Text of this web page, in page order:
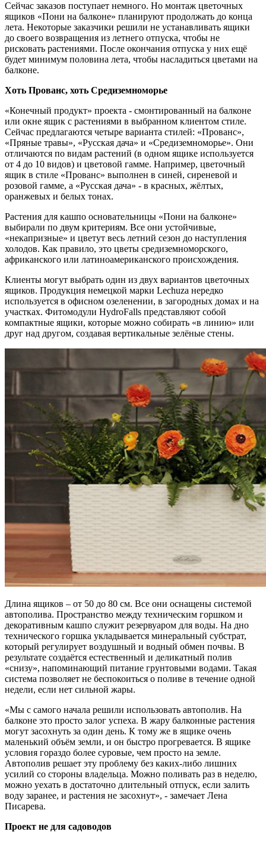
Сейчас заказов поступает немного. Но монтаж цветочных
ящиков «Пони на балконе» планируют продолжать до конца
лета. Некоторые заказчики решили не устанавливать ящики
до своего возвращения из летнего отпуска, чтобы не
рисковать растениями. После окончания отпуска у них ещё
будет минимум половина лета, чтобы насладиться цветами на
балконе.
Хоть Прованс, хоть Средиземноморье
«Конечный продукт» проекта - смонтированный на балконе
или окне ящик с растениями в выбранном клиентом стиле.
Сейчас предлагаются четыре варианта стилей: «Прованс»,
«Пряные травы», «Русская дача» и «Средиземноморье». Они
отличаются по видам растений (в одном ящике используется
от 4 до 10 видов) и цветовой гамме. Например, цветочный
ящик в стиле «Прованс» выполнен в синей, сиреневой и
розовой гамме, а «Русская дача» - в красных, жёлтых,
оранжевых и белых тонах.
Растения для кашпо основательницы «Пони на балконе»
выбирали по двум критериям. Все они устойчивые,
«некапризные» и цветут весь летний сезон до наступления
холодов. Как правило, это цветы средиземноморского,
африканского или латиноамериканского происхождения.
Клиенты могут выбрать один из двух вариантов цветочных
ящиков. Продукция немецкой марки Lechuza нередко
используется в офисном озеленении, в загородных домах и на
участках. Фитомодули HydroFalls представляют собой
компактные ящики, которые можно собирать «в линию» или
друг над другом, создавая вертикальные зелёные стены.
Длина ящиков – от 50 до 80 см. Все они оснащены системой
автополива. Пространство между техническим горшком и
декоративным кашпо служит резервуаром для воды. На дно
технического горшка укладывается минеральный субстрат,
который регулирует воздушный и водный обмен почвы. В
результате создаётся естественный и деликатный полив
«снизу», напоминающий питание грунтовыми водами. Такая
система позволяет не беспокоиться о поливе в течение одной
недели, если нет сильной жары.
«Мы с самого начала решили использовать автополив. На
балконе это просто залог успеха. В жару балконные растения
могут засохнуть за один день. К тому же в ящике очень
маленький объём земли, и он быстро прогревается. В ящике
условия гораздо более суровые, чем просто на земле.
Автополив решает эту проблему без каких-либо лишних
усилий со стороны владельца. Можно поливать раз в неделю,
можно уехать в достаточно длительный отпуск, если залить
воду заранее, и растения не засохнут», - замечает Лена
Писарева.
Проект не для садоводов